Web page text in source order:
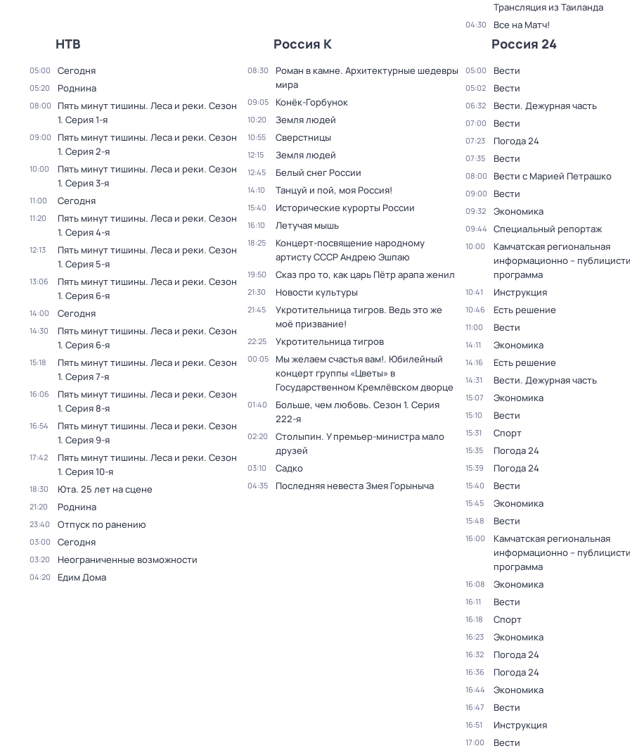
Трансляция из Таиланда
04:30 Все на Матч!
НТВ
05:00 Сегодня
05:20 Роднина
08:00 Пять минут тишины. Леса и реки. Сезон
1. Серия 1-я
09:00 Пять минут тишины. Леса и реки. Сезон
1. Серия 2-я
10:00 Пять минут тишины. Леса и реки. Сезон
1. Серия 3-я
11:00 Сегодня
11:20 Пять минут тишины. Леса и реки. Сезон
1. Серия 4-я
12:13 Пять минут тишины. Леса и реки. Сезон
1. Серия 5-я
13:06 Пять минут тишины. Леса и реки. Сезон
1. Серия 6-я
14:00 Сегодня
14:30 Пять минут тишины. Леса и реки. Сезон
1. Серия 6-я
15:18 Пять минут тишины. Леса и реки. Сезон
1. Серия 7-я
16:06 Пять минут тишины. Леса и реки. Сезон
1. Серия 8-я
16:54 Пять минут тишины. Леса и реки. Сезон
1. Серия 9-я
17:42 Пять минут тишины. Леса и реки. Сезон
1. Серия 10-я
18:30 Юта. 25 лет на сцене
21:20 Роднина
23:40 Отпуск по ранению
03:00 Сегодня
03:20 Неограниченные возможности
04:20 Едим Дома
Россия К
08:30
Роман в камне. Архитектурные шедевры
мира
09:05 Конёк-Горбунок
10:20 Земля людей
10:55 Сверстницы
12:15 Земля людей
12:45 Белый снег России
14:10 Танцуй и пой, моя Россия!
15:40 Исторические курорты России
16:10 Летучая мышь
18:25
Концерт-посвящение народному
артисту СССР Андрею Эшпаю
19:50 Сказ про то, как царь Пётр арапа женил
21:30 Новости культуры
21:45
Укротительница тигров. Ведь это же
моё призвание!
22:25 Укротительница тигров
00:05
Мы желаем счастья вам!. Юбилейный
концерт группы «Цветы» в
Государственном Кремлёвском дворце
01:40 Больше, чем любовь. Сезон 1. Серия
222-я
02:20
Столыпин. У премьер-министра мало
друзей
03:10 Садко
04:35 Последняя невеста Змея Горыныча
Россия 24
05:00 Вести
05:02 Вести
06:32 Вести. Дежурная часть
07:00 Вести
07:23 Погода 24
07:35 Вести
08:00 Вести с Марией Петрашко
09:00 Вести
09:32 Экономика
09:44 Специальный репортаж
10:00
Камчатская региональная
информационно –
программа
10:41 Инструкция
10:46 Есть решение
11:00 Вести
14:11 Экономика
14:16 Есть решение
14:31 Вести. Дежурная часть
15:07 Экономика
15:10 Вести
15:31 Спорт
15:35 Погода 24
15:39 Погода 24
15:40 Вести
15:45 Экономика
15:48 Вести
16:00
Камчатская региональная
информационно –
программа
16:08 Экономика
16:11 Вести
16:18 Спорт
16:23 Экономика
16:32 Погода 24
16:36 Погода 24
16:44 Экономика
16:47 Вести
16:51 Инструкция
17:00 Вести